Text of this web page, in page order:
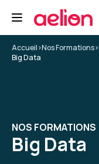
Accueil>Nos Formations>
Big Data
NOS FORMATIONS
Big Data